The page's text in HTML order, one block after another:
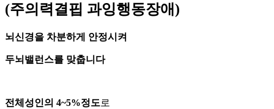
(주의력결핍 과잉행동장애)
뇌신경을 차분하게 안정시켜
두뇌밸런스를 맞춥니다
전체성인의 4~5%정도로